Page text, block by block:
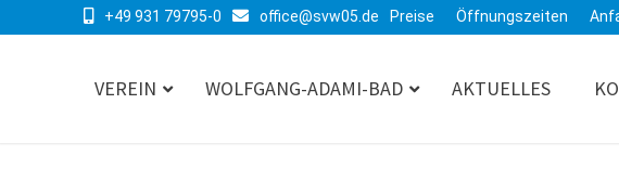
+49 931 79795-0 office@svw05.de Preise Öffnungszeiten
VEREIN WOLFGANG-ADAMI-BAD AKTUELLES